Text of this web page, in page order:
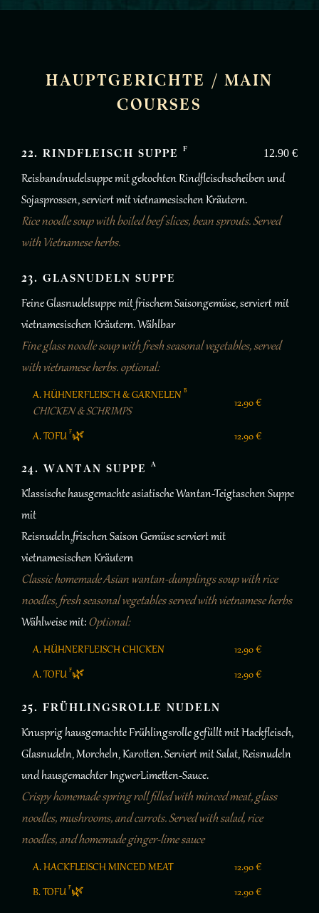
HAUPTGERICHTE / MAIN
COURSES
22. RINDFLEISCH SUPPEF 12.90 €
Reisbandnudelsuppe mit gekochten Rindfleischscheiben und
Sojasprossen, serviert mit vietnamesischen Kräutern.
Rice noodle soup with boiled beef slices, bean sprouts. Served
with Vietnamese herbs.
23. GLASNUDELN SUPPE
Feine Glasnudelsuppe mit frischem Saisongemüse, serviert mit
vietnamesischen Kräutern. Wählbar
Fine glass noodle soup with fresh seasonal vegetables, served
with vietnamese herbs. optional:
A. HÜHNERFLEISCH & GARNELENB
CHICKEN & SCHRIMPS
12.90 €
A. TOFUF🌿 12.90 €
24. WANTAN SUPPEA
Klassische hausgemachte asiatische Wantan-Teigtaschen Suppe
mit
Reisnudeln,frischen Saison Gemüse serviert mit
vietnamesischen Kräutern
Classic homemade Asian wantan-dumplings soup with rice
noodles, fresh seasonal vegetables served with vietnamese herbs
Wählweise mit: Optional:
A. HÜHNERFLEISCH CHICKEN
12.90 €
A. TOFUF🌿 12.90 €
25. FRÜHLINGSROLLE NUDELN
Knusprig hausgemachte Frühlingsrolle gefüllt mit Hackfleisch,
Glasnudeln, Morcheln, Karotten. Serviert mit Salat, Reisnudeln
und hausgemachter IngwerLimetten-Sauce.
Crispy homemade spring roll filled with minced meat, glass
noodles, mushrooms, and carrots. Served with salad, rice
noodles, and homemade ginger-lime sauce
A. HACKFLEISCH MINCED MEAT
12.90 €
B. TOFUF🌿 12.90 €